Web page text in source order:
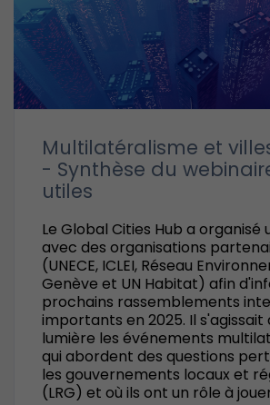
Multilatéralisme et
- Synthèse du
utiles
Le Global Cities Hub a organisé
avec des organisations
(UNECE, ICLEI, Réseau
Genève et UN Habitat) afin
prochains rassemblements
importants en 2025. Il
lumière les événements
qui abordent des questions
les gouvernements locaux et
(LRG) et où ils ont un rôle à